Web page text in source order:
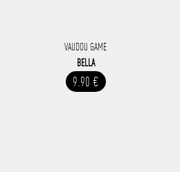
VAUDOU GAME
BELLA
9.90 €